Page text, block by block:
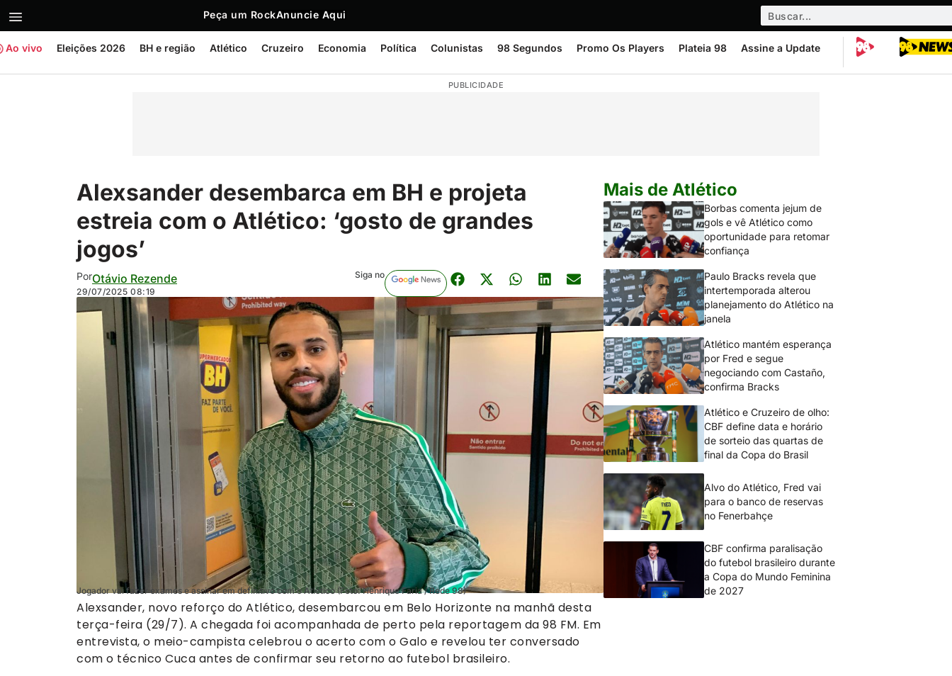
Peça um RockAnuncie Aqui
Ao vivo Eleições 2026 BH e região Atlético Cruzeiro Economia Política Colunistas 98 Segundos Promo Os Players Plateia 98 Assine a Update
PUBLICIDADE
Alexsander desembarca em BH e projeta
estreia com o Atlético: ‘gosto de grandes
jogos’
PorOtávio Rezende
29/07/2025 08:19
Siga no
Jogador vai fazer exames e assinar em definitivo com o Atlético (Foto: Henrique Faria / Rede 98)
Alexsander, novo reforço do Atlético, desembarcou em Belo Horizonte na manhã desta
terça-feira (29/7). A chegada foi acompanhada de perto pela reportagem da 98 FM. Em
entrevista, o meio-campista celebrou o acerto com o Galo e revelou ter conversado
com o técnico Cuca antes de confirmar seu retorno ao futebol brasileiro.
Mais de Atlético
Borbas comenta jejum de
gols e vê Atlético como
oportunidade para retomar
confiança
Paulo Bracks revela que
intertemporada alterou
planejamento do Atlético na
janela
Atlético mantém esperança
por Fred e segue
negociando com Castaño,
confirma Bracks
Atlético e Cruzeiro de olho:
CBF define data e horário
de sorteio das quartas de
final da Copa do Brasil
Alvo do Atlético, Fred vai
para o banco de reservas
no Fenerbahçe
CBF confirma paralisação
do futebol brasileiro durante
a Copa do Mundo Feminina
de 2027